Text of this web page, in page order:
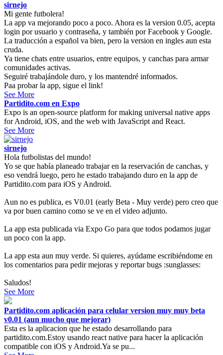
sirnejo
Mi gente futbolera!
La app va mejorando poco a poco. Ahora es la version 0.05, acepta
login por usuario y contraseña, y también por Facebook y Google.
La traducción a español va bien, pero la version en ingles aun esta
cruda.
Ya tiene chats entre usuarios, entre equipos, y canchas para armar
comunidades activas.
Seguiré trabajándole duro, y los mantendré informados.
Paa probar la app, sigue el link!
See More
Partidito.com en Expo
Expo is an open-source platform for making universal native apps
for Android, iOS, and the web with JavaScript and React.
See More
sirnejo
Hola futbolistas del mundo!
Yo se que había planeado trabajar en la reservación de canchas, y
eso vendrá luego, pero he estado trabajando duro en la app de
Partidito.com para iOS y Android.
Aun no es publica, es V0.01 (early Beta - Muy verde) pero creo que
va por buen camino como se ve en el video adjunto.
La app esta publicada via Expo Go para que todos podamos jugar
un poco con la app.
La app esta aun muy verde. Si quieres, ayúdame escribiéndome en
los comentarios para pedir mejoras y reportar bugs :sunglasses:
Saludos!
See More
Partidito.com aplicación para celular version muy muy beta
v0.01 (aun mucho que mejorar)
Esta es la aplicacion que he estado desarrollando para
partidito.com.Estoy usando react native para hacer la aplicación
compatible con iOS y Android.Ya se pu...